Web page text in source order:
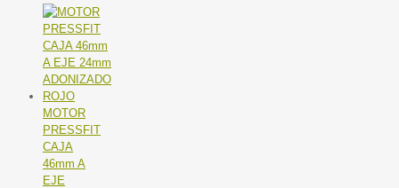
MOTOR
PRESSFIT
CAJA
46mm A
EJE